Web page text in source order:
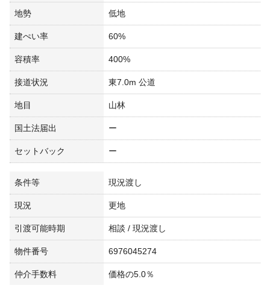
地勢 低地
建ぺい率 60%
容積率 400%
接道状況 東7.0m 公道
地目 山林
国土法届出 ー
セットバック ー
条件等 現況渡し
現況 更地
引渡可能時期 相談 / 現況渡し
物件番号 6976045274
仲介手数料 価格の5.0％